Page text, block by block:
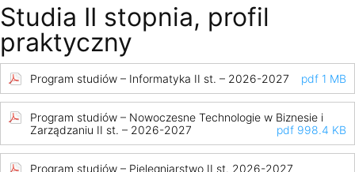
Studia II stopnia, profil
praktyczny
Program studiów – Informatyka II st. – 2026-2027 pdf 1 MB
Program studiów – Nowoczesne Technologie w Biznesie i
Zarządzaniu II st. – 2026-2027
pdf 998.4 KB
Program studiów – Pielęgniarstwo II st. 2026-2027